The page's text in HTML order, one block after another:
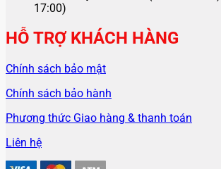
17:00)
HỖ TRỢ KHÁCH HÀNG
Chính sách bảo mật
Chính sách bảo hành
Phương thức Giao hàng & thanh toán
Liên hệ